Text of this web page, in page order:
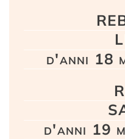
d'anni 18
d'anni 19